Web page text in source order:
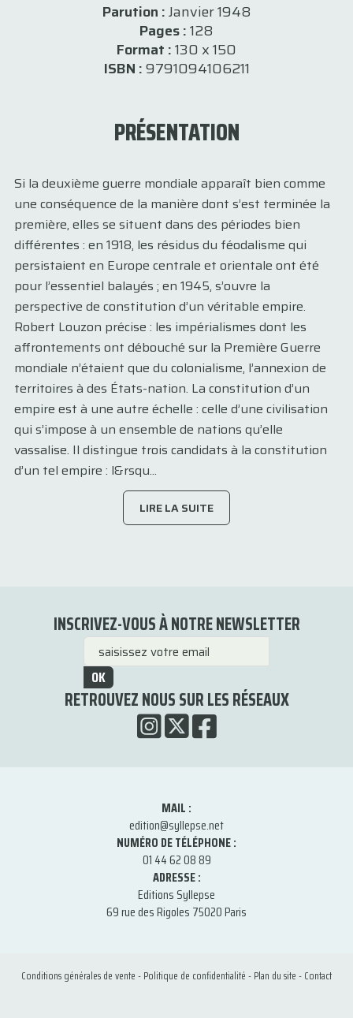
Parution :Janvier 1948
Pages :128
Format :130 x 150
ISBN :9791094106211
PRÉSENTATION
Si la deuxième guerre mondiale apparaît bien comme
une conséquence de la manière dont s’est terminée la
première, elles se situent dans des périodes bien
différentes : en 1918, les résidus du féodalisme qui
persistaient en Europe centrale et orientale ont été
pour l’essentiel balayés ; en 1945, s’ouvre la
perspective de constitution d’un véritable empire.
Robert Louzon précise : les impérialismes dont les
affrontements ont débouché sur la Première Guerre
mondiale n’étaient que du colonialisme, l’annexion de
territoires à des États-nation. La constitution d’un
empire est à une autre échelle : celle d’une civilisation
qui s’impose à un ensemble de nations qu’elle
vassalise. Il distingue trois candidats à la constitution
d’un tel empire : l&rsqu...
LIRE LA SUITE
INSCRIVEZ-VOUS À NOTRE NEWSLETTER
OK
RETROUVEZ NOUS SUR LES RÉSEAUX
MAIL :
edition@syllepse.net
NUMÉRO DE TÉLÉPHONE :
01 44 62 08 89
ADRESSE :
Editions Syllepse
69 rue des Rigoles 75020 Paris
Conditions générales de vente-Politique de confidentialité-Plan du site-Contact